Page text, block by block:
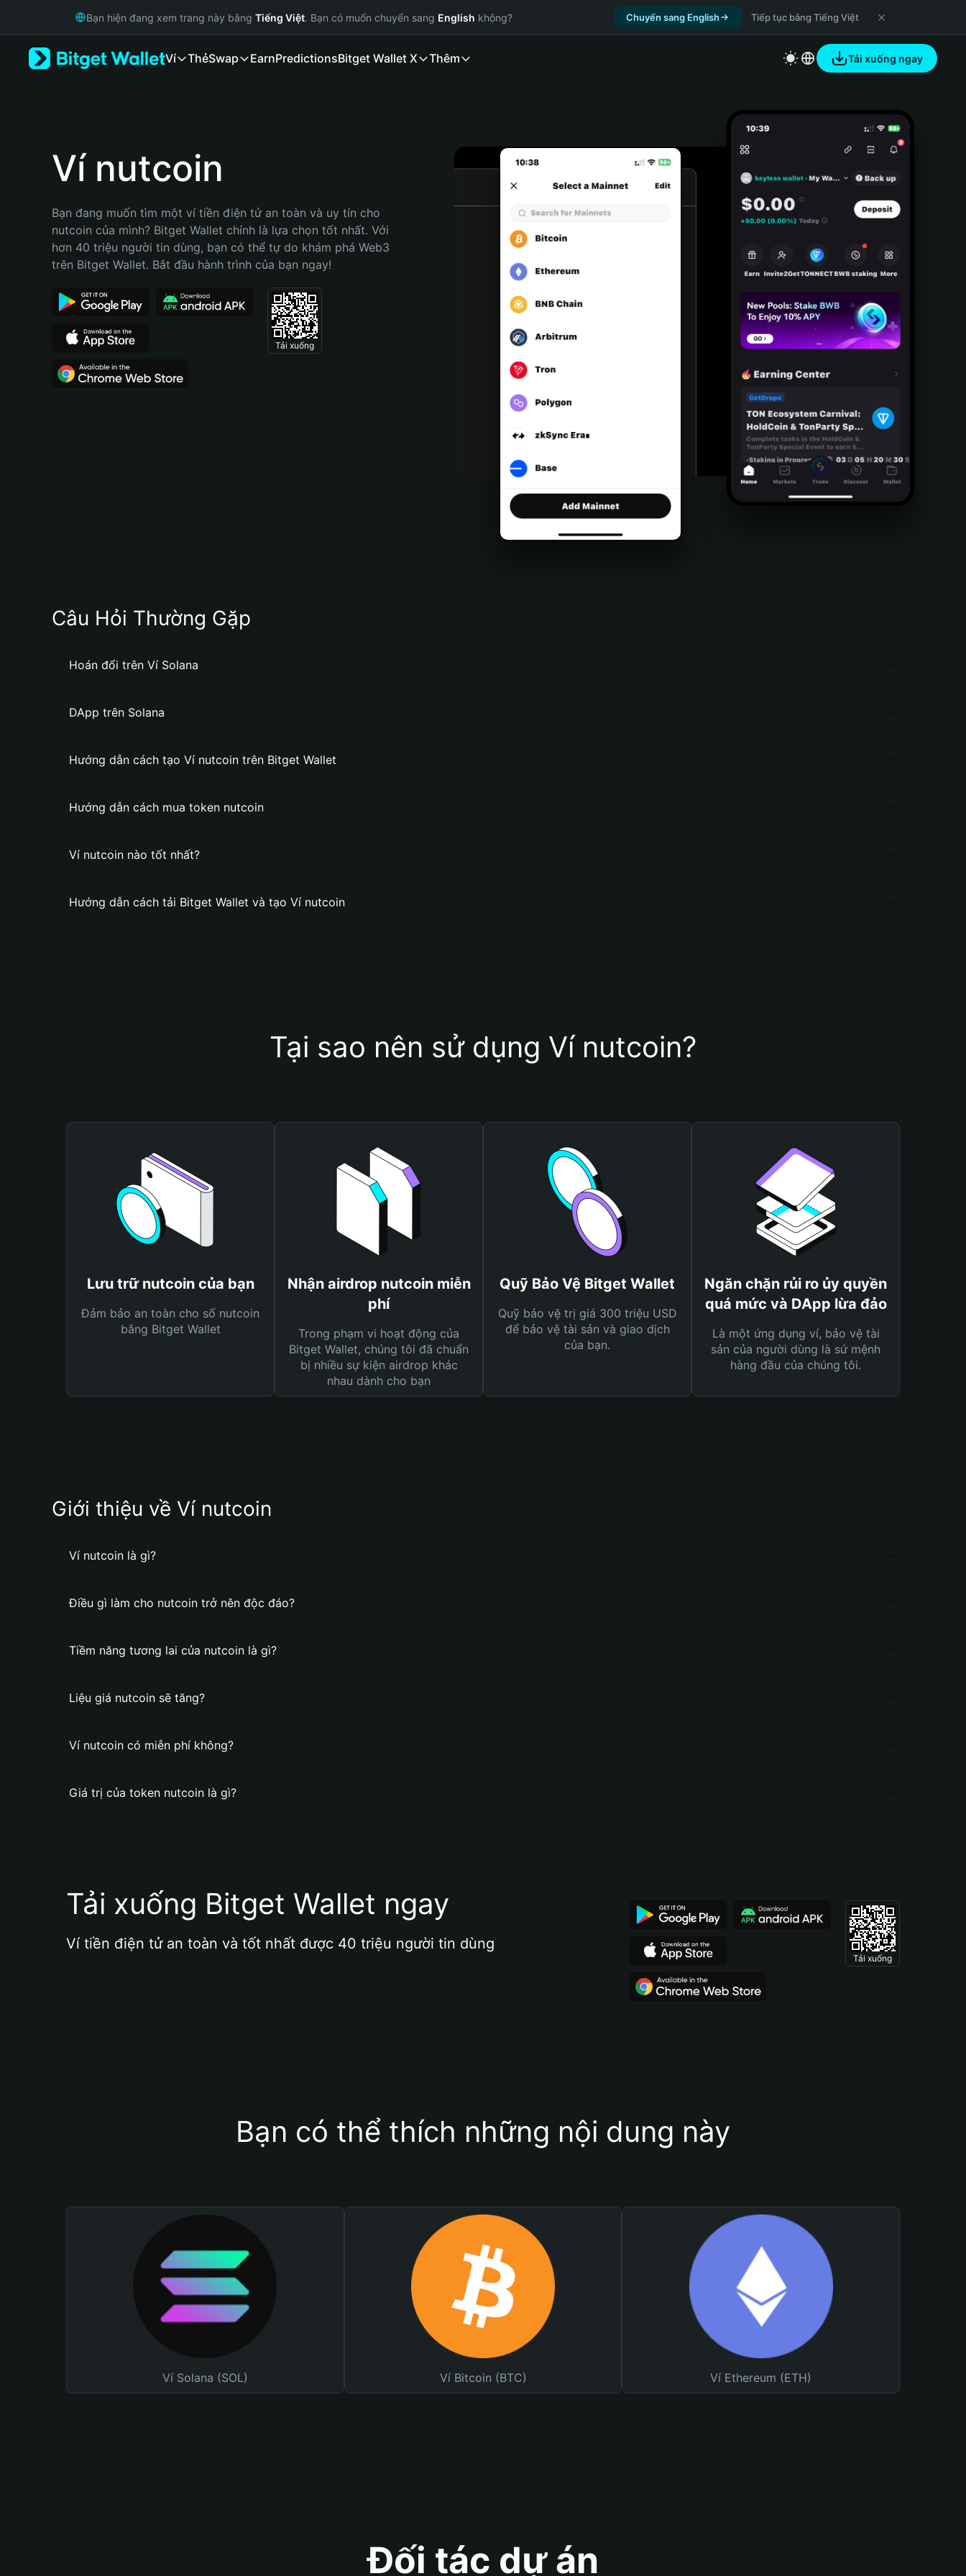
Русский
Bahasa Indonesia
Português (Brasil)
Bạn hiện đang xem trang này bằng Tiếng Việt. Bạn có muốn chuyển sang English không? Chuyển sang English Tiếp tục bằng Tiếng Việt
Ví ThẻSwap EarnPredictionsBitget Wallet X Thêm Tải xuống ngay
Ví nutcoin
Bạn đang muốn tìm một ví tiền điện tử an toàn và uy tín cho
nutcoin của mình? Bitget Wallet chính là lựa chọn tốt nhất. Với
hơn 40 triệu người tin dùng, bạn có thể tự do khám phá Web3
trên Bitget Wallet. Bắt đầu hành trình của bạn ngay!
Tải xuống
Câu Hỏi Thường Gặp
Hoán đổi trên Ví Solana
DApp trên Solana
Hướng dẫn cách tạo Ví nutcoin trên Bitget Wallet
Hướng dẫn cách mua token nutcoin
Ví nutcoin nào tốt nhất?
Hướng dẫn cách tải Bitget Wallet và tạo Ví nutcoin
Tại sao nên sử dụng Ví nutcoin?
Lưu trữ nutcoin của bạn
Đảm bảo an toàn cho số nutcoin
bằng Bitget Wallet
Nhận airdrop nutcoin miễn
phí
Trong phạm vi hoạt động của
Bitget Wallet, chúng tôi đã chuẩn
bị nhiều sự kiện airdrop khác
nhau dành cho bạn
Quỹ Bảo Vệ Bitget Wallet
Quỹ bảo vệ trị giá 300 triệu USD
để bảo vệ tài sản và giao dịch
của bạn.
Ngăn chặn rủi ro ủy quyền
quá mức và DApp lừa đảo
Là một ứng dụng ví, bảo vệ tài
sản của người dùng là sứ mệnh
hàng đầu của chúng tôi.
Giới thiệu về Ví nutcoin
Ví nutcoin là gì?
Điều gì làm cho nutcoin trở nên độc đáo?
Tiềm năng tương lai của nutcoin là gì?
Liệu giá nutcoin sẽ tăng?
Ví nutcoin có miễn phí không?
Giá trị của token nutcoin là gì?
Tải xuống Bitget Wallet ngay
Ví tiền điện tử an toàn và tốt nhất được 40 triệu người tin dùng
Tải xuống
Bạn có thể thích những nội dung này
Ví Solana (SOL) Ví Bitcoin (BTC) Ví Ethereum (ETH)
Đối tác dự án